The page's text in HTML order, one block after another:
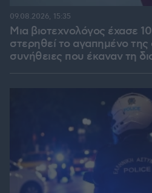
Μια βιοτεχνολόγος έχασε
στερηθεί το αγαπημένο
συνήθειες που έκαναν τη
09.08.2026, 15:35